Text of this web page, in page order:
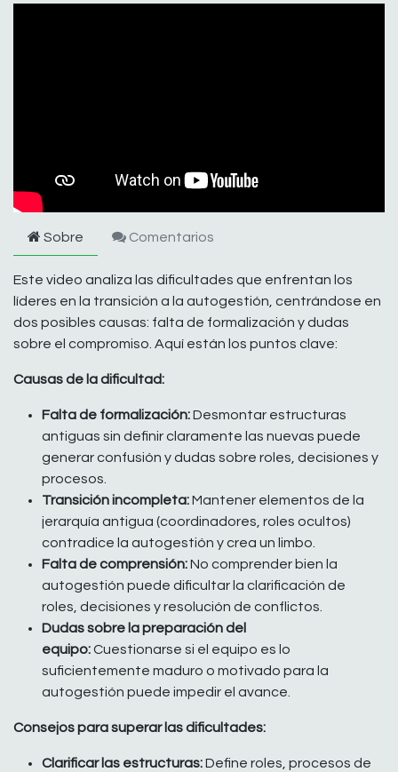
Sobre Comentarios
Este video analiza las dificultades que enfrentan los
líderes en la transición a la autogestión, centrándose en
dos posibles causas: falta de formalización y dudas
sobre el compromiso. Aquí están los puntos clave:
Causas de la dificultad:
Falta de formalización:Desmontar estructuras
antiguas sin definir claramente las nuevas puede
generar confusión y dudas sobre roles, decisiones y
procesos.
Transición incompleta:Mantener elementos de la
jerarquía antigua (coordinadores, roles ocultos)
contradice la autogestión y crea un limbo.
Falta de comprensión:No comprender bien la
autogestión puede dificultar la clarificación de
roles, decisiones y resolución de conflictos.
Dudas sobre la preparación del
equipo:Cuestionarse si el equipo es lo
suficientemente maduro o motivado para la
autogestión puede impedir el avance.
Consejos para superar las dificultades:
Clarificar las estructuras:Define roles, procesos de